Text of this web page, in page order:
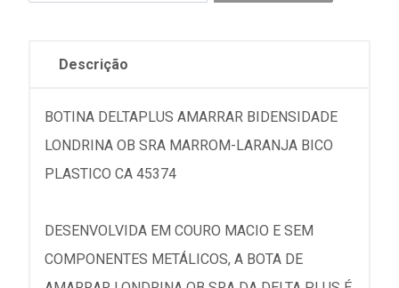
Descrição
BOTINA DELTAPLUS AMARRAR BIDENSIDADE
LONDRINA OB SRA MARROM-LARANJA BICO
PLASTICO CA 45374
DESENVOLVIDA EM COURO MACIO E SEM
COMPONENTES METÁLICOS, A BOTA DE